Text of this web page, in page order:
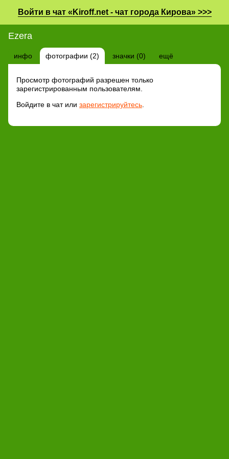
Войти в чат «Kiroff.net - чат города Кирова» >>>
Ezera
инфо фотографии (2) значки (0) ещё
Просмотр фотографий разрешен только
зарегистрированным пользователям.
Войдите в чат или зарегистрируйтесь